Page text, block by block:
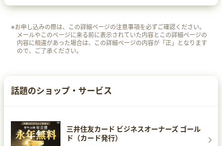
※お申し込みの際は、この詳細ページの注意事項を必ずご確認ください。
メールやこのページに来る前に表示されていた内容とこの詳細ページの
内容に相違があった場合は、この詳細ページの内容が「正」となります
ので、ご了承ください。
話題のショップ・サービス
三井住友カード ビジネスオーナーズ ゴール
ド（カード発行）